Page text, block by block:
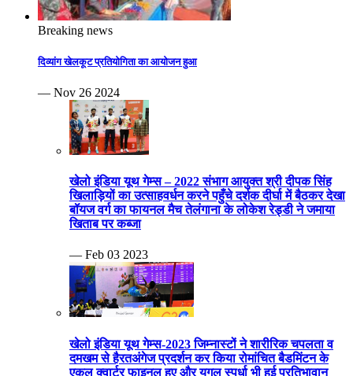
Breaking news
दिव्यांग खेलकूट प्रतियोगिता का आयोजन हुआ
— Nov 26 2024
खेलो इंडिया यूथ गेम्स – 2022 संभाग आयुक्त श्री दीपक सिंह
खिलाड़ियों का उत्साहवर्धन करने पहुँचे दर्शक दीर्घा में बैठकर देखा
बॉयज वर्ग का फायनल मैच तेलंगाना के लोकेश रेड्डी ने जमाया
खिताब पर कब्जा
— Feb 03 2023
खेलो इंडिया यूथ गेम्स-2023 जिम्नास्टों ने शारीरिक चपलता व
दमखम से हैरतअंगेज प्रदर्शन कर किया रोमांचित बैडमिंटन के
एकल क्वार्टर फाइनल हुए और युगल स्पर्धा भी हुई प्रतिभावान